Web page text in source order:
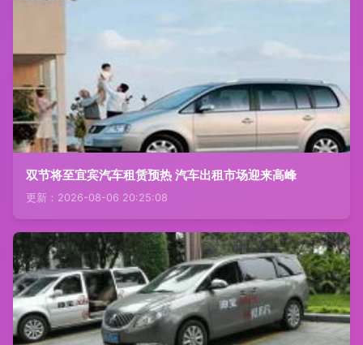
双节将至宜宾汽车租赁预热 汽车出租市场迎来高峰
更新：2026-08-06 20:25:08